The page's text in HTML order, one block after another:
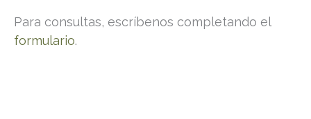
Para consultas, escríbenos completando el
formulario.